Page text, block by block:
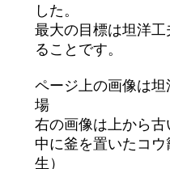
した。
最大の目標は坦洋
ることです。
ページ上の画像は
場
右の画像は上から
中に釜を置いたコ
生）